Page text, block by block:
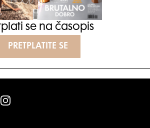
se na časopis
PRETPLATITE SE